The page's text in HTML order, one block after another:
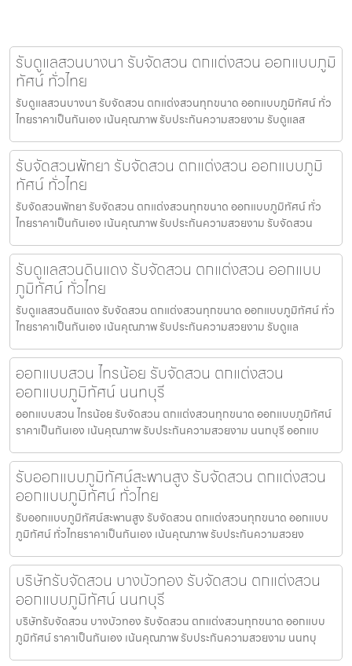
รับดูแลสวนบางนา รับจัดสวน ตกแต่งสวน ออกแบบภูมิ
ทัศน์ ทั่วไทย
รับดูแลสวนบางนา รับจัดสวน ตกแต่งสวนทุกขนาด ออกแบบภูมิทัศน์ ทั่ว
ไทยราคาเป็นกันเอง เน้นคุณภาพ รับประกันความสวยงาม รับดูแลส
รับจัดสวนพัทยา รับจัดสวน ตกแต่งสวน ออกแบบภูมิ
ทัศน์ ทั่วไทย
รับจัดสวนพัทยา รับจัดสวน ตกแต่งสวนทุกขนาด ออกแบบภูมิทัศน์ ทั่ว
ไทยราคาเป็นกันเอง เน้นคุณภาพ รับประกันความสวยงาม รับจัดสวน
รับดูแลสวนดินแดง รับจัดสวน ตกแต่งสวน ออกแบบ
ภูมิทัศน์ ทั่วไทย
รับดูแลสวนดินแดง รับจัดสวน ตกแต่งสวนทุกขนาด ออกแบบภูมิทัศน์ ทั่ว
ไทยราคาเป็นกันเอง เน้นคุณภาพ รับประกันความสวยงาม รับดูแล
ออกแบบสวน ไทรน้อย รับจัดสวน ตกแต่งสวน
ออกแบบภูมิทัศน์ นนทบุรี
ออกแบบสวน ไทรน้อย รับจัดสวน ตกแต่งสวนทุกขนาด ออกแบบภูมิทัศน์
ราคาเป็นกันเอง เน้นคุณภาพ รับประกันความสวยงาม นนทบุรี ออกแบ
รับออกแบบภูมิทัศน์สะพานสูง รับจัดสวน ตกแต่งสวน
ออกแบบภูมิทัศน์ ทั่วไทย
รับออกแบบภูมิทัศน์สะพานสูง รับจัดสวน ตกแต่งสวนทุกขนาด ออกแบบ
ภูมิทัศน์ ทั่วไทยราคาเป็นกันเอง เน้นคุณภาพ รับประกันความสวยง
บริษัทรับจัดสวน บางบัวทอง รับจัดสวน ตกแต่งสวน
ออกแบบภูมิทัศน์ นนทบุรี
บริษัทรับจัดสวน บางบัวทอง รับจัดสวน ตกแต่งสวนทุกขนาด ออกแบบ
ภูมิทัศน์ ราคาเป็นกันเอง เน้นคุณภาพ รับประกันความสวยงาม นนทบุ